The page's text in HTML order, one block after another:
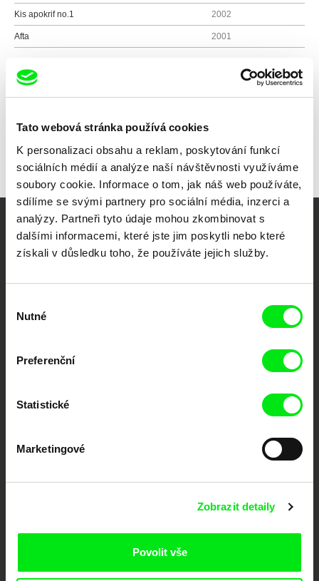
Tato webová stránka používá cookies
K personalizaci obsahu a reklam, poskytování funkcí
sociálních médií a analýze naší návštěvnosti využíváme
soubory cookie. Informace o tom, jak náš web používáte,
sdílíme se svými partnery pro sociální média, inzerci a
analýzy. Partneři tyto údaje mohou zkombinovat s
dalšími informacemi, které jste jim poskytli nebo které
získali v důsledku toho, že používáte jejich služby.
souhlasu
Nutné
Preferenční
Statistické
Marketingové
Zobrazit detaily
Povolit vše
Kis apokrif no.1 2002
Afta 2001
Všichni režiséři
Vaše online
dokumentární kino
Portál DAFilms.cz je výsledkem tvůrčí spolupráce 7 klíčových evropských
festivalů dokumentárního filmu sdružených do Doc Alliance. Naším cílem je
Millennium Docs
Against Gravity